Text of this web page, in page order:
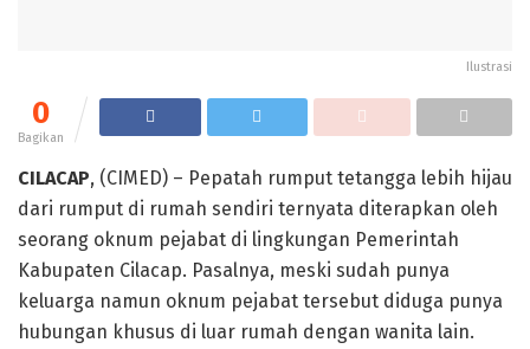
Ilustrasi
0
Bagikan
CILACAP, (CIMED) – Pepatah rumput tetangga lebih hijau
dari rumput di rumah sendiri ternyata diterapkan oleh
seorang oknum pejabat di lingkungan Pemerintah
Kabupaten Cilacap. Pasalnya, meski sudah punya
keluarga namun oknum pejabat tersebut diduga punya
hubungan khusus di luar rumah dengan wanita lain.